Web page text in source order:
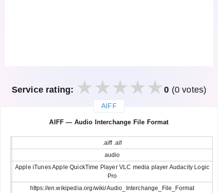
Service rating: 0 (0 votes)
AIFF
AIFF — Audio Interchange File Format
.aiff .aif
audio
Apple iTunes Apple QuickTime Player VLC media player Audacity Logic
Pro
https://en.wikipedia.org/wiki/Audio_Interchange_File_Format